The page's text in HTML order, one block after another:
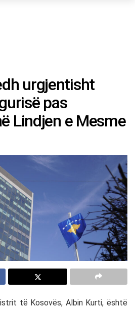
urgjentisht
pas
Lindjen e Mesme
të Kosovës, Albin Kurti, është